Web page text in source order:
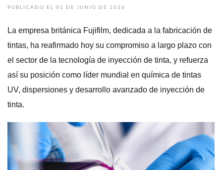
PUBLICADO EL 01 DE JUNIO DE 2026
La empresa británica Fujifilm, dedicada a la fabricación de
tintas, ha reafirmado hoy su compromiso a largo plazo con
el sector de la tecnología de inyección de tinta, y refuerza
así su posición como líder mundial en química de tintas
UV, dispersiones y desarrollo avanzado de inyección de
tinta.